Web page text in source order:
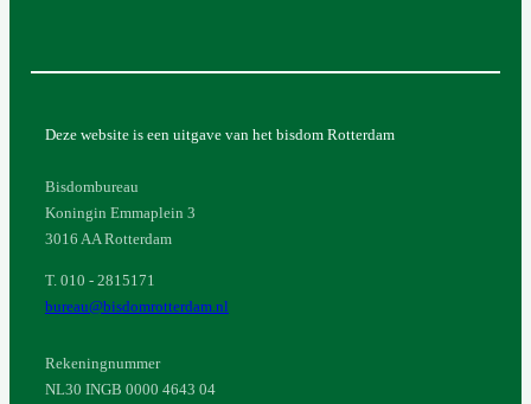
Deze website is een uitgave van het bisdom Rotterdam
Bisdombureau
Koningin Emmaplein 3
3016 AA Rotterdam
T. 010 - 2815171
bureau@bisdomrotterdam.nl
Rekeningnummer
NL30 INGB 0000 4643 04